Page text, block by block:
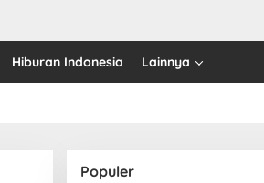
Hiburan Indonesia Lainnya
Populer